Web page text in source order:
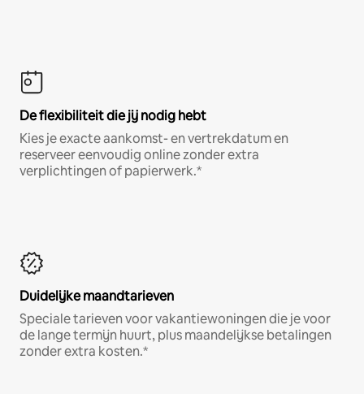
De flexibiliteit die jij nodig hebt
Kies je exacte aankomst- en vertrekdatum en
reserveer eenvoudig online zonder extra
verplichtingen of papierwerk.*
Duidelijke maandtarieven
Speciale tarieven voor vakantiewoningen die je voor
de lange termijn huurt, plus maandelijkse betalingen
zonder extra kosten.*